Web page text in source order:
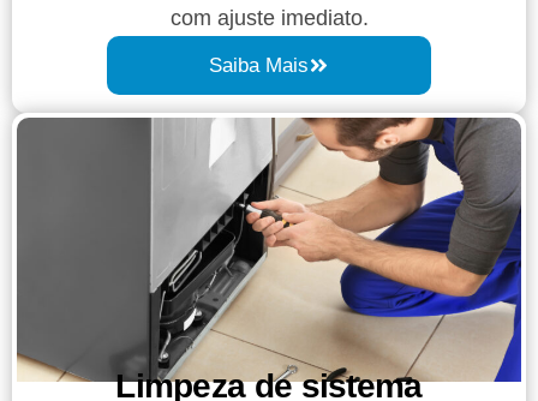
com ajuste imediato.
Saiba Mais
Limpeza de sistema